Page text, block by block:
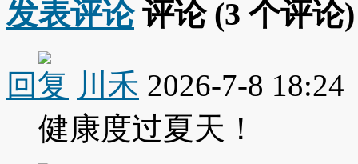
发表评论评论 (3 个评论)
回复 川禾 2026-7-8 18:24
健康度过夏天！